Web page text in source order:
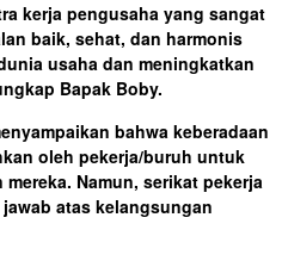
kerja pengusaha yang sangat
baik, sehat, dan harmonis
usaha dan meningkatkan
Bapak Boby.
bahwa keberadaan
oleh pekerja/buruh untuk
Namun, serikat pekerja
atas kelangsungan